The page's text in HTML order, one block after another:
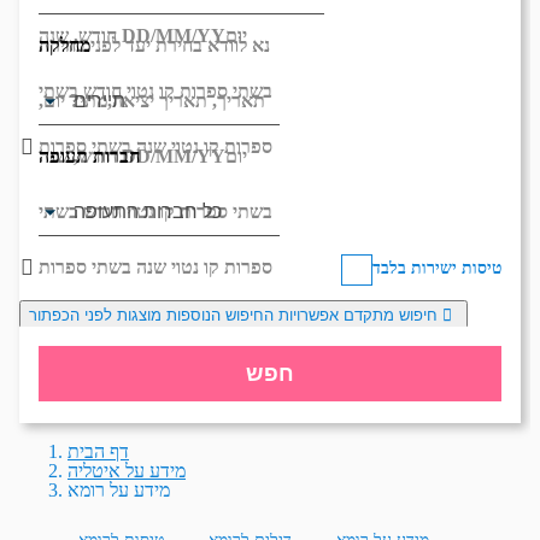
DD/MM/YYיום
בשתי ספרות קו נטוי חודש בשתי
ספרות קו נטוי שנה בשתי ספרות
נא לוודא בחירת יעד לפני בחירת
תאריך, תאריך יציאה,מתי? יום,
חודש, שנהDD/MM/YYיום
בשתי ספרות קו נטוי חודש בשתי
ספרות קו נטוי שנה בשתי ספרות
חפש
מחלקה
חברות תעופה
טיסות ישירות בלבד
חיפוש מתקדם אפשרויות החיפוש הנוספות מוצגות לפני הכפתור
דף הבית
מידע על איטליה
מידע על רומא